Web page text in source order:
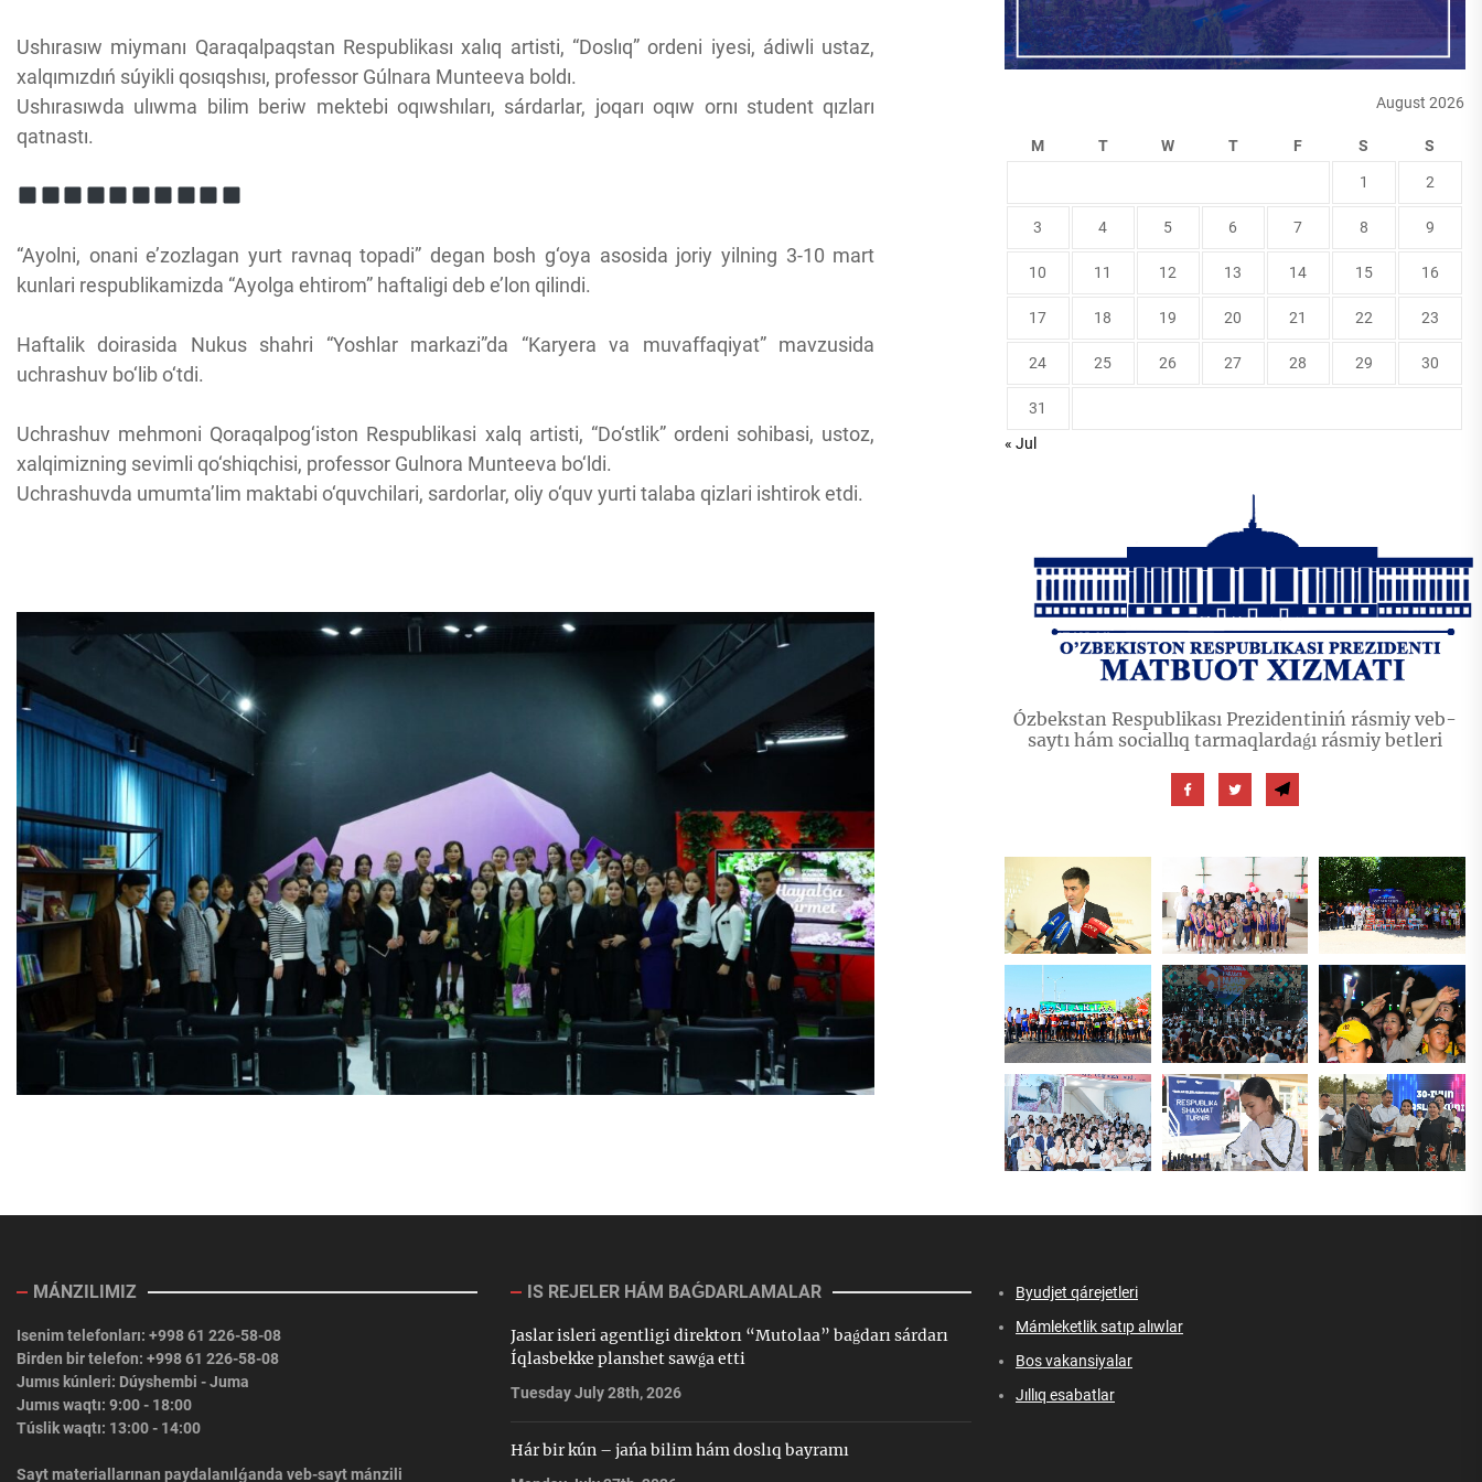
Ushırasıw miymanı Qaraqalpaqstan Respublikası xalıq artisti, “Doslıq” ordeni iyesi, ádiwli ustaz,
xalqımızdıń súyikli qosıqshısı, professor Gúlnara Munteeva boldı.
Ushırasıwda ulıwma bilim beriw mektebi oqıwshıları, sárdarlar, joqarı oqıw ornı student qızları
qatnastı.
“Ayolni, onani e’zozlagan yurt ravnaq topadi” degan bosh g‘oya asosida joriy yilning 3-10 mart
kunlari respublikamizda “Ayolga ehtirom” haftaligi deb e’lon qilindi.
Haftalik doirasida Nukus shahri “Yoshlar markazi”da “Karyera va muvaffaqiyat” mavzusida
uchrashuv bo‘lib o‘tdi.
Uchrashuv mehmoni Qoraqalpog‘iston Respublikasi xalq artisti, “Do‘stlik” ordeni sohibasi, ustoz,
xalqimizning sevimli qo‘shiqchisi, professor Gulnora Munteeva bo‘ldi.
Uchrashuvda umumta’lim maktabi o‘quvchilari, sardorlar, oliy o‘quv yurti talaba qizlari ishtirok etdi.
August 2026
M T W T F S S
1 2
3 4 5 6 7 8 9
10 11 12 13 14 15 16
17 18 19 20 21 22 23
24 25 26 27 28 29 30
31
« Jul
Ózbekstan Respublikası Prezidentiniń rásmiy veb-
saytı hám sociallıq tarmaqlardaǵı rásmiy betleri
MÁNZILIMIZ
Isenim telefonları: +998 61 226-58-08
Birden bir telefon: +998 61 226-58-08
Jumıs kúnleri: Dúyshembi - Juma
Jumıs waqtı: 9:00 - 18:00
Túslik waqtı: 13:00 - 14:00
Sayt materiallarınan paydalanılǵanda veb-sayt mánzili
IS REJELER HÁM BAǴDARLAMALAR
Jaslar isleri agentligi direktorı “Mutolaa” baǵdarı sárdarı
Íqlasbekke planshet sawǵa etti
Tuesday July 28th, 2026
Hár bir kún – jańa bilim hám doslıq bayramı
Byudjet qárejetleri
Mámleketlik satıp alıwlar
Bos vakansiyalar
Jıllıq esabatlar